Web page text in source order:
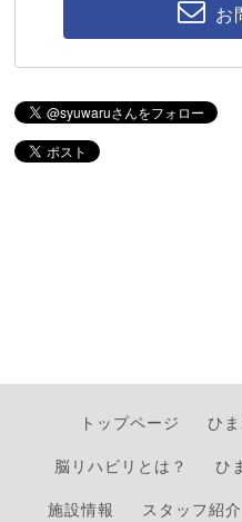
お
トップページ ひ
脳リハビリとは？
ひ
施設情報
スタッフ紹介